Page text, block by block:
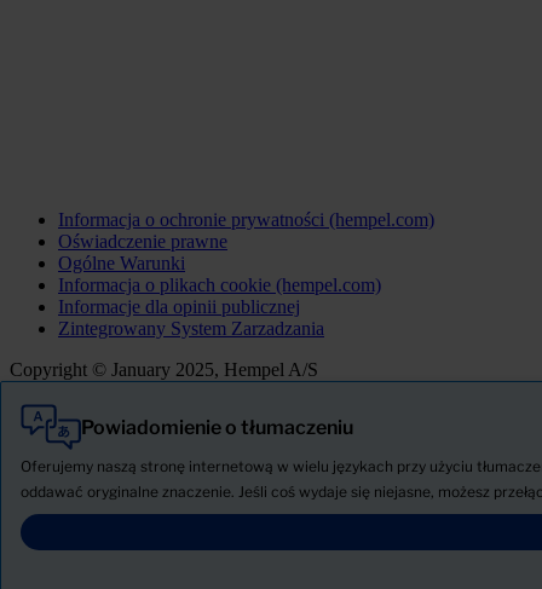
Informacja o ochronie prywatności (hempel.com)
Oświadczenie prawne
Ogólne Warunki
Informacja o plikach cookie (hempel.com)
Informacje dla opinii publicznej
Zintegrowany System Zarzadzania
Copyright © January 2025, Hempel A/S
Powiadomienie o tłumaczeniu
Oferujemy naszą stronę internetową w wielu językach przy użyciu
oddawać oryginalne znaczenie. Jeśli coś wydaje się niejasne, możesz
Wszystkie
Produkty
AKTUALNOŚCI
Pobierz Kartę charakterystyki